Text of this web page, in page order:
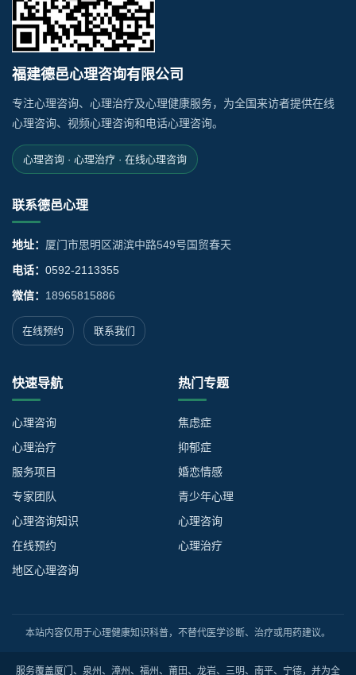
福建德邑心理咨询有限公司
专注心理咨询、心理治疗及心理健康服务，为全国来访者提供在线
心理咨询、视频心理咨询和电话心理咨询。
心理咨询 · 心理治疗 · 在线心理咨询
联系德邑心理
地址： 厦门市思明区湖滨中路549号国贸春天
电话： 0592-2113355
微信： 18965815886
在线预约 联系我们
快速导航
心理咨询
心理治疗
服务项目
专家团队
心理咨询知识
在线预约
地区心理咨询
热门专题
焦虑症
抑郁症
婚恋情感
青少年心理
心理咨询
心理治疗
本站内容仅用于心理健康知识科普，不替代医学诊断、治疗或用药建议。
服务覆盖厦门、泉州、漳州、福州、莆田、龙岩、三明、南平、宁德，并为全